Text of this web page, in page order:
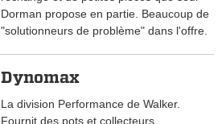
Dorman propose en partie. Beaucoup de
"solutionneurs de problème" dans l'offre.
Dynomax
La division Performance de Walker.
Fournit des pots et collecteurs